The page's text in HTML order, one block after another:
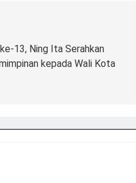
13, Ning Ita Serahkan
kepada Wali Kota